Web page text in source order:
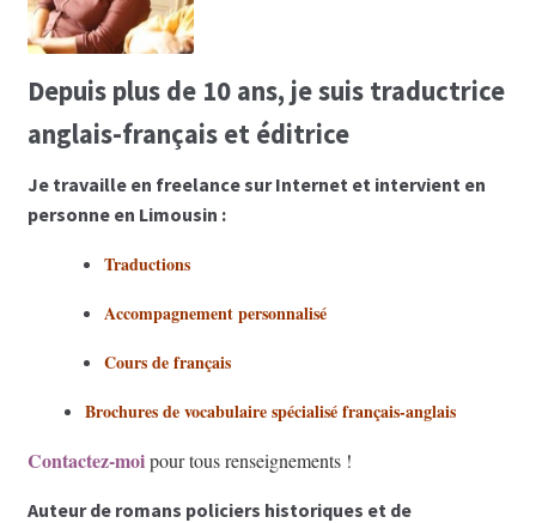
Depuis plus de 10 ans, je suis traductrice
anglais-français et éditrice
Je travaille en freelance sur Internet et intervient en
personne en Limousin :
Traductions
Accompagnement personnalisé
Cours de français
Brochures de vocabulaire spécialisé français-anglais
Contactez-moipour tous renseignements !
Auteur de romans policiers historiques et de